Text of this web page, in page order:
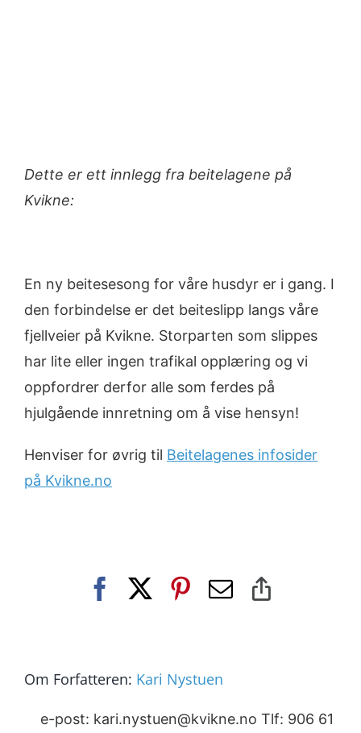
Dette er ett innlegg fra beitelagene på
Kvikne:
En ny beitesesong for våre husdyr er i gang. I
den forbindelse er det beiteslipp langs våre
fjellveier på Kvikne. Storparten som slippes
har lite eller ingen trafikal opplæring og vi
oppfordrer derfor alle som ferdes på
hjulgående innretning om å vise hensyn!
Henviser for øvrig til Beitelagenes infosider
på Kvikne.no
Facebook Pinterest
E-
Om Forfatteren: Kari Nystuen
e-post: kari.nystuen@kvikne.no Tlf: 906 61